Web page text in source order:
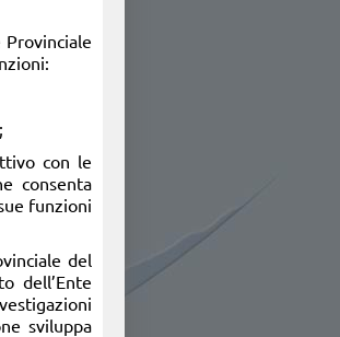
Provinciale
con le
consenta
funzioni
del
dell’Ente
sviluppa